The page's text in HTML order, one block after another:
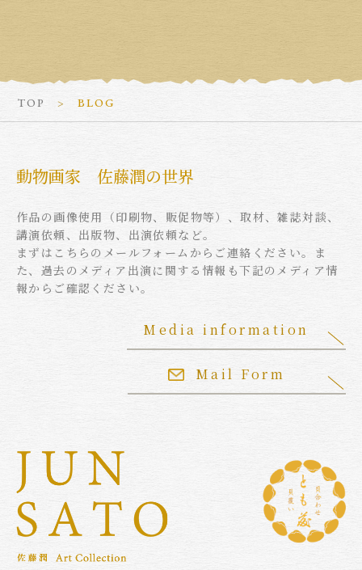
TOP BLOG
動物画家 佐藤潤の世界
作品の画像使用（印刷物、販促物等）、取材、雑誌対談、
講演依頼、出版物、出演依頼など。
まずはこちらのメールフォームからご連絡ください。ま
た、過去のメディア出演に関する情報も下記のメディア情
報からご確認ください。
Mail Form
Media information